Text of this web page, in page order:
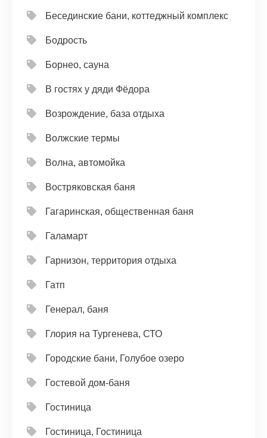
Бесединские бани, коттеджный комплекс
Бодрость
Борнео, сауна
В гостях у дяди Фёдора
Возрождение, база отдыха
Волжские термы
Волна, автомойка
Востряковская баня
Гагаринская, общественная баня
Галамарт
Гарнизон, территория отдыха
Гатп
Генерал, баня
Глория на Тургенева, СТО
Городские бани, Голубое озеро
Гостевой дом-баня
Гостиница
Гостиница, Гостиница